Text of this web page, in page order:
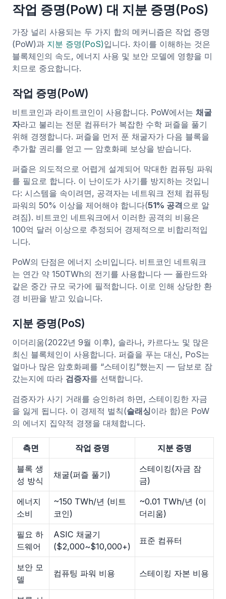
작업 증명(PoW) 대 지분 증명(PoS)
가장 널리 사용되는 두 가지 합의 메커니즘은 작업 증명
(PoW)과 지분 증명(PoS)입니다. 차이를 이해하는 것은
블록체인의 속도, 에너지 사용 및 보안 모델에 영향을 미
치므로 중요합니다.
작업 증명(PoW)
비트코인과 라이트코인이 사용합니다. PoW에서는 채굴
자라고 불리는 전문 컴퓨터가 복잡한 수학 퍼즐을 풀기
위해 경쟁합니다. 퍼즐을 먼저 푼 채굴자가 다음 블록을
추가할 권리를 얻고 — 암호화폐 보상을 받습니다.
퍼즐은 의도적으로 어렵게 설계되어 막대한 컴퓨팅 파워
를 필요로 합니다. 이 난이도가 사기를 방지하는 것입니
다: 시스템을 속이려면, 공격자는 네트워크 전체 컴퓨팅
파워의 50% 이상을 제어해야 합니다(51% 공격으로 알
려짐). 비트코인 네트워크에서 이러한 공격의 비용은
100억 달러 이상으로 추정되어 경제적으로 비합리적입
니다.
PoW의 단점은 에너지 소비입니다. 비트코인 네트워크
는 연간 약 150TWh의 전기를 사용합니다 — 폴란드와
같은 중간 규모 국가에 필적합니다. 이로 인해 상당한 환
경 비판을 받고 있습니다.
지분 증명(PoS)
이더리움(2022년 9월 이후), 솔라나, 카르다노 및 많은
최신 블록체인이 사용합니다. 퍼즐을 푸는 대신, PoS는
얼마나 많은 암호화폐를 “스테이킹”했는지 — 담보로 잠
갔는지에 따라 검증자를 선택합니다.
검증자가 사기 거래를 승인하려 하면, 스테이킹한 자금
을 잃게 됩니다. 이 경제적 벌칙(슬래싱이라 함)은 PoW
의 에너지 집약적 경쟁을 대체합니다.
측면 작업 증명 지분 증명
블록 생
성 방식
채굴(퍼즐 풀기)
스테이킹(자금 잠
금)
에너지
소비
~150 TWh/년 (비트
코인)
~0.01 TWh/년 (이
더리움)
필요 하
드웨어
ASIC 채굴기
($2,000~$10,000+)
표준 컴퓨터
보안 모
델
컴퓨팅 파워 비용 스테이킹 자본 비용